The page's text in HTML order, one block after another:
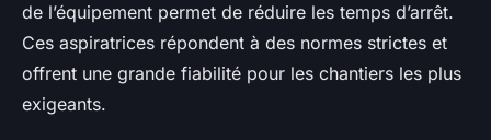
de l’équipement permet de réduire les temps d’arrêt.
Ces aspiratrices répondent à des normes strictes et
offrent une grande fiabilité pour les chantiers les plus
exigeants.